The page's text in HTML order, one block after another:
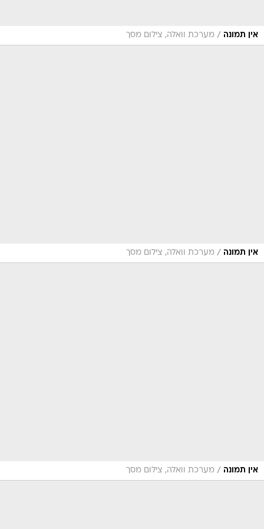
אין תמונה / מערכת וואלה, צילום מסך
אין תמונה / מערכת וואלה, צילום מסך
אין תמונה / מערכת וואלה, צילום מסך